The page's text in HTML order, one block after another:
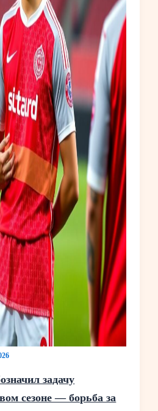
задачу
сезоне — борьба за